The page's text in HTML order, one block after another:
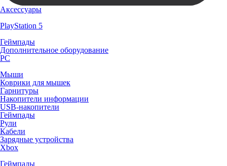
Аксессуары
PlayStation 5
Геймпады
Дополнительное оборудование
PC
Мыши
Коврики для мышек
Гарнитуры
Накопители информации
USB-накопители
Геймпады
Рули
Кабели
Зарядные устройства
Xbox
Геймпады